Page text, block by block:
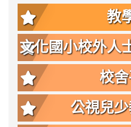
教
文化國小校外人
校
公視兒